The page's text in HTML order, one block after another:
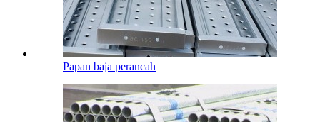
Papan baja perancah